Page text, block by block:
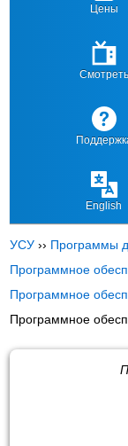
Цены
Смотреть
English
УСУ ›› Программы
Программное
Программное
Программное